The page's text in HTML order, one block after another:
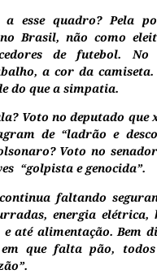
a esse quadro? Pela
Brasil, não como
de futebol.
a cor da
do que a simpatia.
Voto no deputado que
de “ladrão e
Voto no
“golpista e genocida”.
faltando
energia elétrica,
e até alimentação. Bem
em que falta pão,